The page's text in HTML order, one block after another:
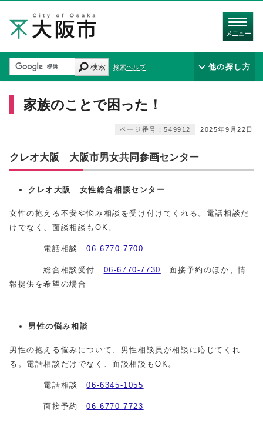
メニュー
検索 検索ヘルプ 他の探し方
家族のことで困った！
2025年9月22日
ページ番号：549912
クレオ大阪 大阪市男女共同参画センター
クレオ大阪 女性総合相談センター
女性の抱える不安や悩み相談を受け付けてくれる。電話相談だ
けでなく、面談相談もOK。
電話相談06‐6770‐7700
総合相談受付 06‐6770‐7730
面接予約のほか、情
報提供を希望の場合
男性の悩み相談
男性の抱える悩みについて、男性相談員が相談に応じてくれ
る。電話相談だけでなく、面談相談もOK。
電話相談06‐6345‐1055
面接予約06‐6770‐7723